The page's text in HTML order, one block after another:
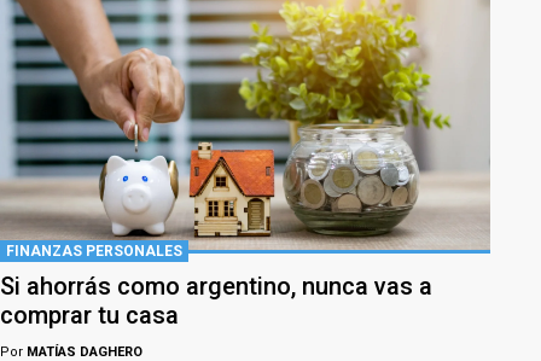
FINANZAS PERSONALES
Si ahorrás como argentino, nunca vas a
comprar tu casa
Por MATÍAS DAGHERO